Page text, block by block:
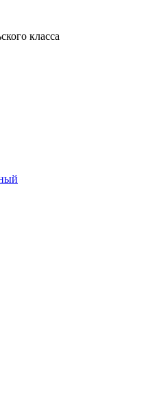
класса